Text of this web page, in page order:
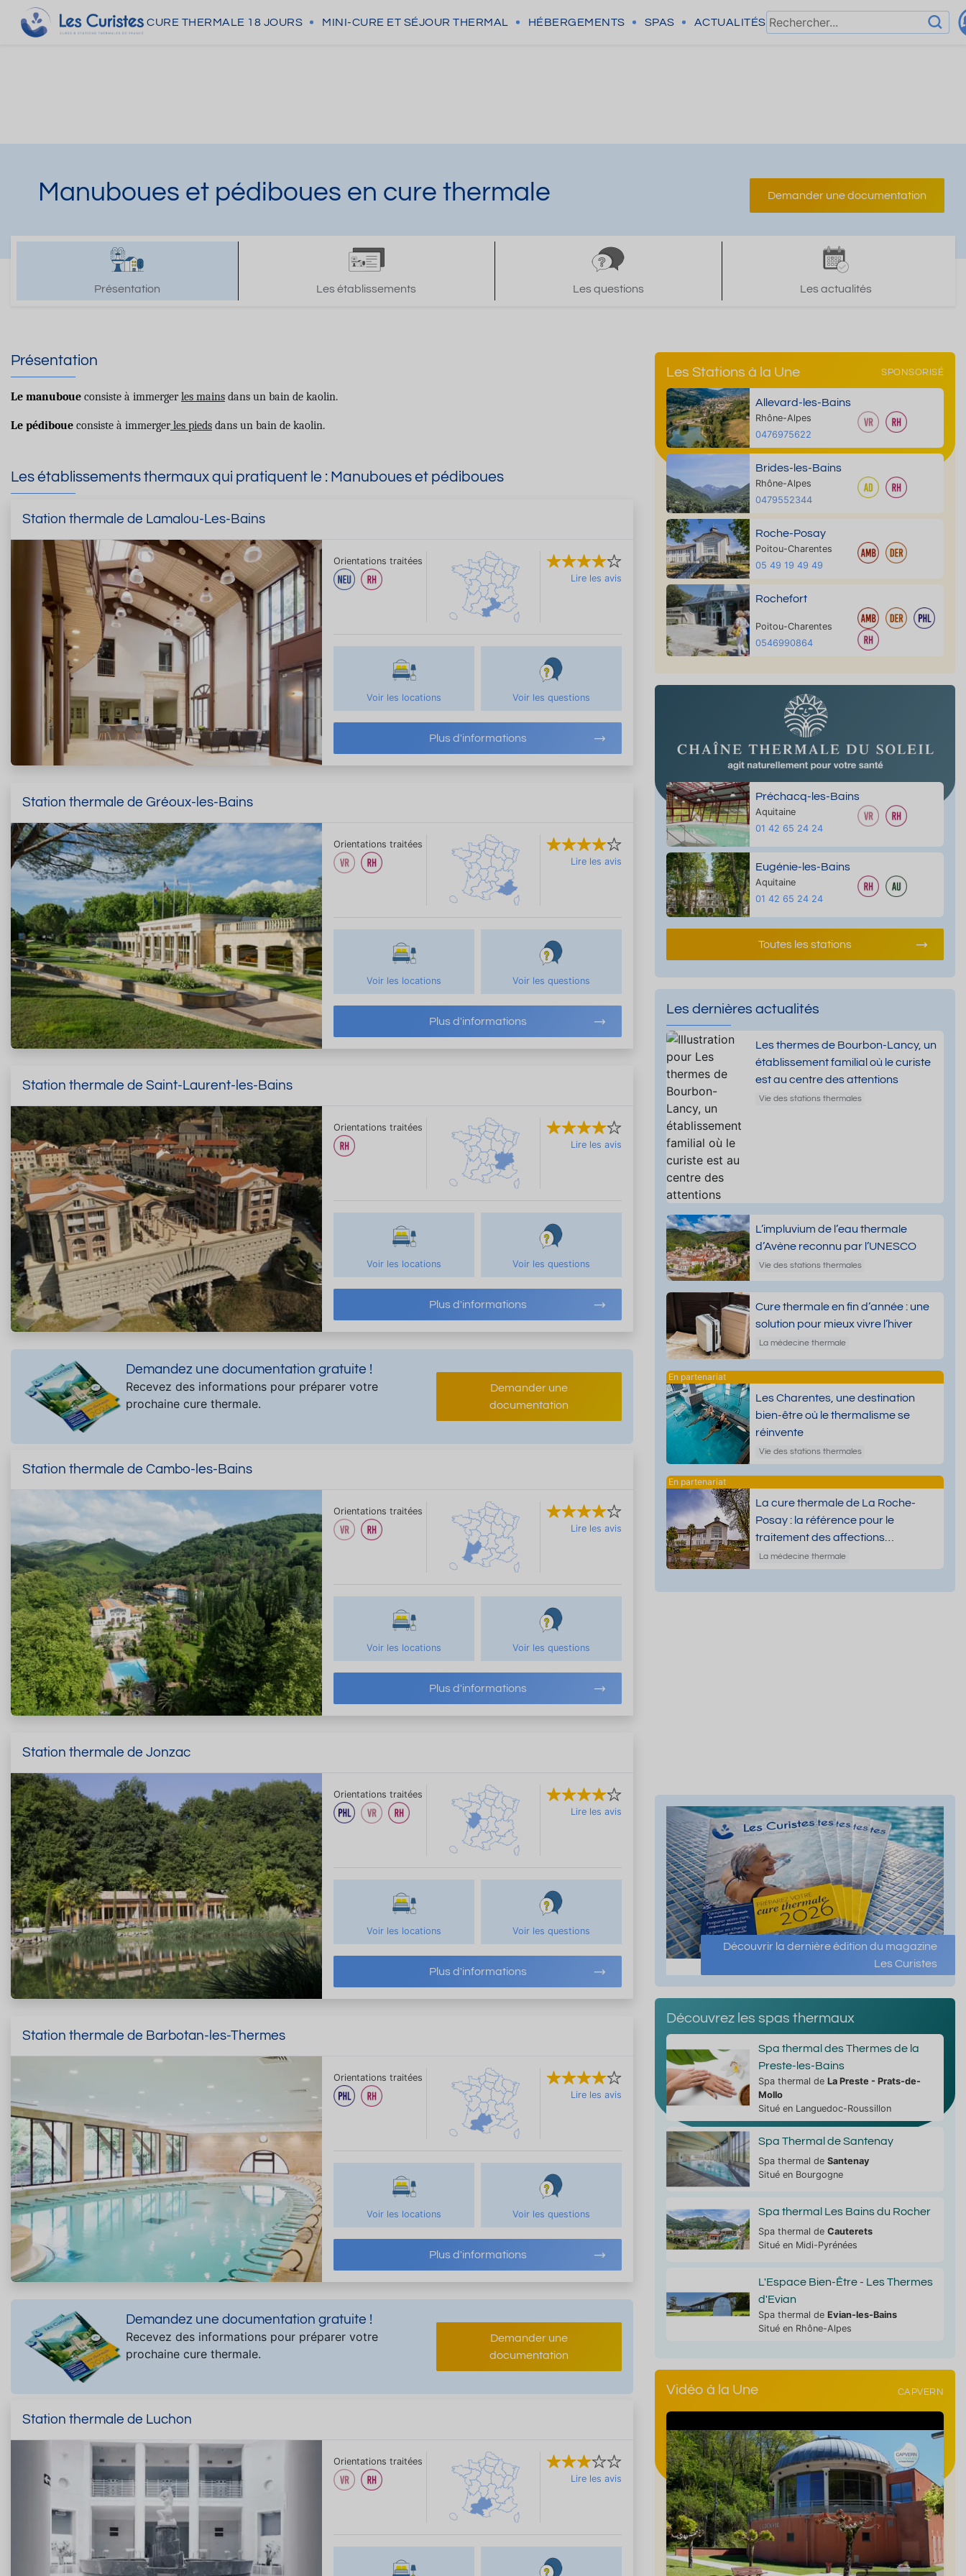
CURE THERMALE 18 JOURS MINI-CURE ET SÉJOUR THERMAL HÉBERGEMENTS SPAS ACTUALITÉS
Manuboues et pédiboues en cure thermale Demander une documentation
Présentation Les établissements Les questions Les actualités
Présentation
Le manuboue consiste à immergerles mains dans un bain de kaolin.
Le pédiboue consiste à immergerles pieds dans un bain de kaolin.
Les établissements thermaux qui pratiquent le : Manuboues et pédiboues
Station thermale de Lamalou-Les-Bains
Orientations traitées
Lire les avis
Voir les locations Voir les questions
Plus d'informations
Station thermale de Gréoux-les-Bains
Orientations traitées
Lire les avis
Voir les locations Voir les questions
Plus d'informations
Station thermale de Saint-Laurent-les-Bains
Orientations traitées
Lire les avis
Voir les locations Voir les questions
Plus d'informations
Demandez une documentation gratuite !
Recevez des informations pour préparer votre
prochaine cure thermale.
Demander une
documentation
Station thermale de Cambo-les-Bains
Orientations traitées
Lire les avis
Voir les locations Voir les questions
Plus d'informations
Station thermale de Jonzac
Orientations traitées
Lire les avis
Voir les locations Voir les questions
Plus d'informations
Station thermale de Barbotan-les-Thermes
Orientations traitées
Lire les avis
Voir les locations Voir les questions
Plus d'informations
Demandez une documentation gratuite !
Recevez des informations pour préparer votre
prochaine cure thermale.
Demander une
documentation
Station thermale de Luchon
Orientations traitées
Lire les avis
Les Stations à la Une SPONSORISÉ
Allevard-les-Bains
Rhône-Alpes
0476975622
Brides-les-Bains
Rhône-Alpes
0479552344
Roche-Posay
Poitou-Charentes
05 49 19 49 49
Rochefort
Poitou-Charentes
0546990864
Préchacq-les-Bains
Aquitaine
01 42 65 24 24
Eugénie-les-Bains
Aquitaine
01 42 65 24 24
Toutes les stations
Les dernières actualités
Les thermes de Bourbon-Lancy, un
établissement familial où le curiste
est au centre des attentions
Vie des stations thermales
L’impluvium de l’eau thermale
d’Avène reconnu par l’UNESCO
Vie des stations thermales
Cure thermale en fin d’année : une
solution pour mieux vivre l’hiver
La médecine thermale
Les Charentes, une destination
bien-être où le thermalisme se
réinvente
Vie des stations thermales
La cure thermale de La Roche-
Posay : la référence pour le
traitement des affections
dermatologiques
La médecine thermale
Découvrir la dernière édition du magazine
Les Curistes
Découvrez les spas thermaux
Spa thermal des Thermes de la
Preste-les-Bains
Spa thermal de La Preste - Prats-de-
Mollo
Situé en Languedoc-Roussillon
Spa Thermal de Santenay
Spa thermal de Santenay
Situé en Bourgogne
Spa thermal Les Bains du Rocher
Spa thermal de Cauterets
Situé en Midi-Pyrénées
L'Espace Bien-Être - Les Thermes
d'Evian
Spa thermal de Evian-les-Bains
Situé en Rhône-Alpes
Vidéo à la Une CAPVERN